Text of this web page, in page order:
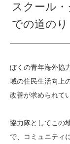
スクール
での道のり
ぼくの青年海外協
域の住民生活向上
改善が求められて
協力隊としてこの
で、コミュニティ